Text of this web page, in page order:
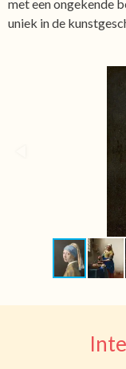
met een ongekende
uniek in de